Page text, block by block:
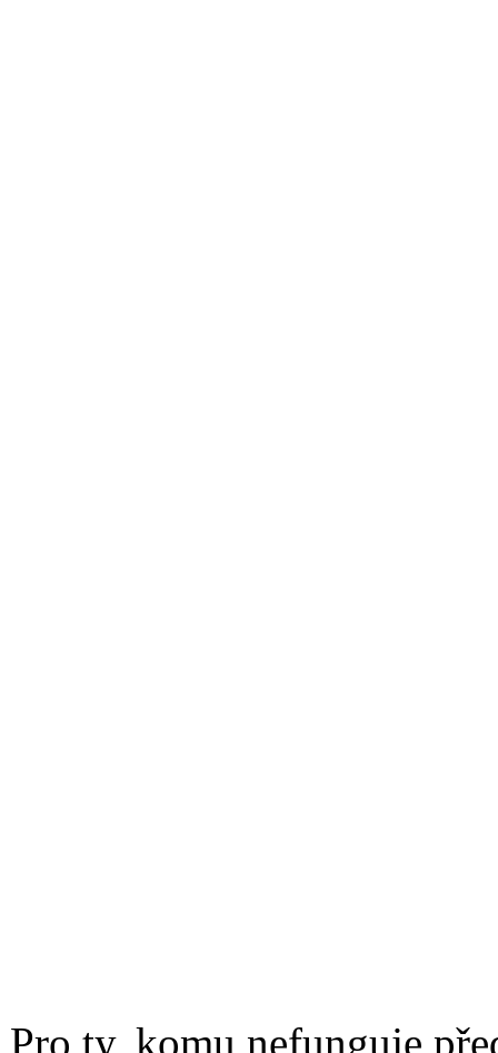
Pro ty, komu nefunguje